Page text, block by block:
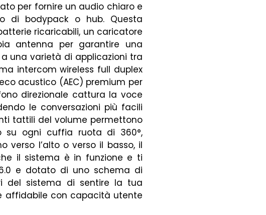
per fornire un audio chiaro e
di bodypack o hub. Questa
ricaricabili, un caricatore
antenna per garantire una
una varietà di applicazioni tra
intercom wireless full duplex
acustico (AEC) premium per
direzionale cattura la voce
le conversazioni più facili
tattili del volume permettono
su ogni cuffia ruota di 360°,
verso l’alto o verso il basso, il
il sistema è in funzione e ti
e dotato di uno schema di
del sistema di sentire la tua
affidabile con capacità utente